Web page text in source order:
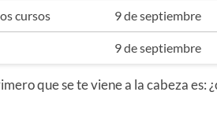
cursos 9 de septiembre
9 de septiembre
que se te viene a la cabeza es: